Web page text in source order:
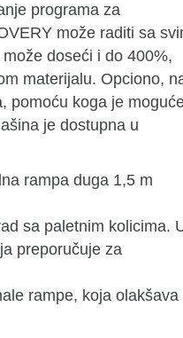
programa za
može raditi sa
doseći i do 400%,
materijalu. Opciono,
pomoću koga je
je dostupna u
rampa duga 1,5 m
sa paletnim kolicima.
preporučuje za
rampe, koja olakšava